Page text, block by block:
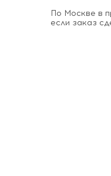
По Москве в
если заказ